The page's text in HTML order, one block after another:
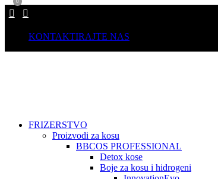
KONTAKTIRAJTE NAS
FRIZERSTVO
Proizvodi za kosu
BBCOS PROFESSIONAL
Detox kose
Boje za kosu i hidrogeni
0